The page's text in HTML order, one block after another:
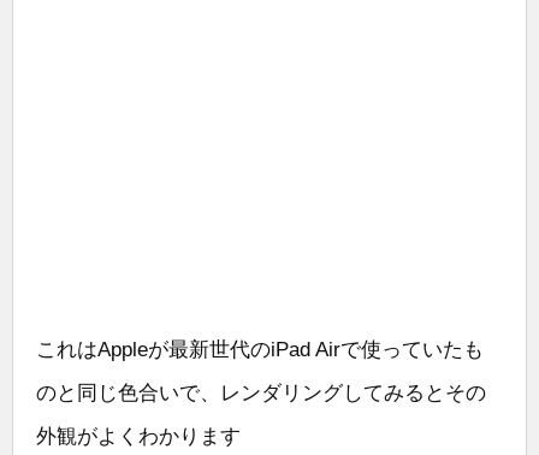
これはAppleが最新世代のiPad Airで使っていたも
のと同じ色合いで、レンダリングしてみるとその
外観がよくわかります